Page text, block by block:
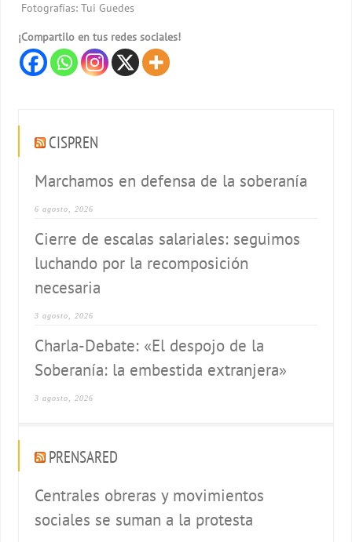
Fotografías: Tui Guedes
¡Compartilo en tus redes sociales!
CISPREN
Marchamos en defensa de la soberanía
6 agosto, 2026
Cierre de escalas salariales: seguimos
luchando por la recomposición
necesaria
3 agosto, 2026
Charla-Debate: «El despojo de la
Soberanía: la embestida extranjera»
3 agosto, 2026
PRENSARED
Centrales obreras y movimientos
sociales se suman a la protesta